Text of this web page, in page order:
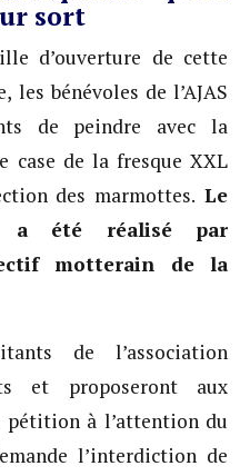
sort
d’ouverture de cette
les bénévoles de l’AJAS
de peindre avec la
case de la fresque XXL
des marmottes. Le
a été réalisé par
motterain de la
de l’association
et proposeront aux
pétition à l’attention du
l’interdiction de